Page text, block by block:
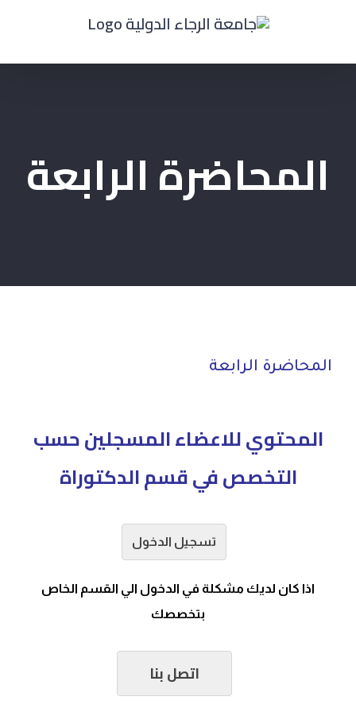
content
المحاضرة الرابعة
المحاضرة الرابعة
المحتوي للاعضاء المسجلين حسب
التخصص في قسم الدكتوراة
تسجيل الدخول
اذا كان لديك مشكلة في الدخول الي القسم الخاص
بتخصصك
اتصل بنا